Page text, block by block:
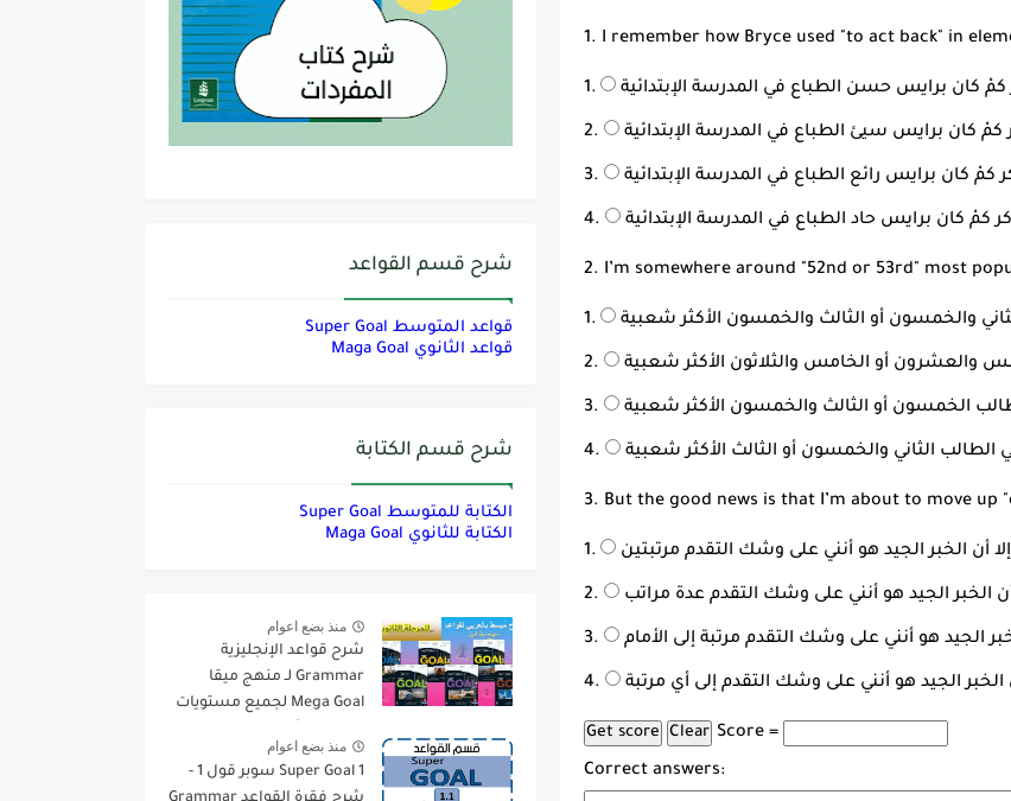
1. I remember how Bryce used "to act back" in
كمْ كان برايس حسن الطباع في المدرسة الإبتدائية
كمْ كان برايس سيئ الطباع في المدرسة الإبتدائية
كمْ كان برايس رائع الطباع في المدرسة الإبتدائية
كمْ كان برايس حاد الطباع في المدرسة الإبتدائية
2. I’m somewhere around "52nd or 53rd" most
والخمسون أو الثالث والخمسون الأكثر شعبية
والعشرون أو الخامس والثلاثون الأكثر شعبية
الخمسون أو الثالث والخمسون الأكثر شعبية
الطالب الثاني والخمسون أو الثالث الأكثر شعبية
3. But the good news is that I’m about to move up
إلا أن الخبر الجيد هو أنني على وشك التقدم مرتبتين
أن الخبر الجيد هو أنني على وشك التقدم عدة مراتب
الجيد هو أنني على وشك التقدم مرتبة إلى الأمام
الخبر الجيد هو أنني على وشك التقدم إلى أي مرتبة
Score =
Correct answers:
شرح قسم القواعد
قواعد المتوسط Super Goal
قواعد الثانوي Maga Goal
شرح قسم الكتابة
الكتابة للمتوسط Super Goal
الكتابة للثانوي Maga Goal
منذ بضع اعوام
شرح قواعد الإنجليزية
Grammar لـ منهج ميقا
Mega Goal لجميع مستويات
منذ بضع اعوام
Super Goal 1 سوبر قول 1 -